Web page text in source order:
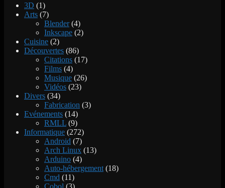
3D (1)
Arts (7)
Blender(4)
Inkscape (2)
Cuisine (2)
Découvertes (86)
Citations (17)
Films (4)
Musique (26)
Vidéos (23)
Divers (34)
Fabrication (3)
Evénements (14)
RMLL (9)
Informatique (272)
Android (7)
Arch Linux (13)
Arduino (4)
Auto-hébergement (18)
Cmd (11)
Cobol (3)